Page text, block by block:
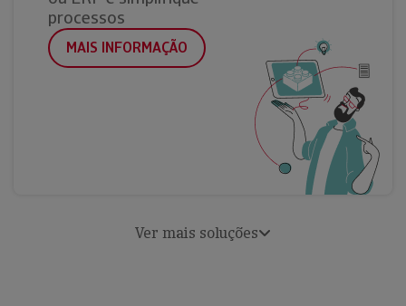
processos
MAIS INFORMAÇÃO
Ver mais soluções